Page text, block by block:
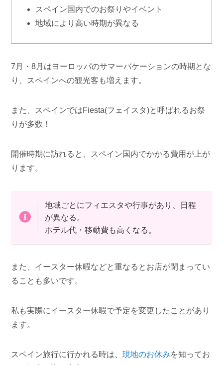
スペイン国内でのお祭りやイベント
地域により高い時期が異なる
7月・8月はヨーロッパのサマーバケーションの時期とな
り、スペインへの観光客も増えます。
また、スペインではFiesta(フェイスタ)と呼ばれるお祭
りが多数！
開催時期に訪れると、スペイン国内でかかる費用が上が
ります。
地域ごとにフィエスタや行事があり、日程
が異なる。
ホテル代・移動費も高くなる。
また、イースター休暇などと重なるとお店が閉まってい
ることも多いです。
私も実際にイースター休暇で予定を変更したことがあり
ます。
スペイン旅行に行かれる時は、現地のお休みを知ってお